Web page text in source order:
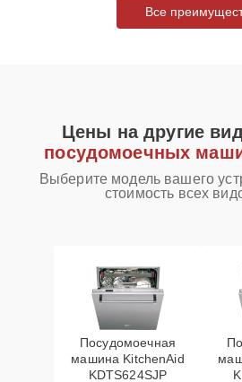
Все
Цены на другие
посудомоечных
Выберите модель вашего
стоимость всех
Посудомоечная
машина KitchenAid
KDTS624SJP